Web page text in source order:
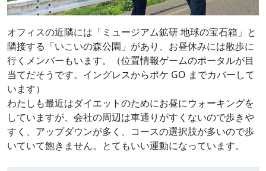
オフィスの近隣には「ミュージアム鉱研 地球の宝石箱」と
隣接する「いこいの森公園」があり、お昼休みには散歩に
行くメンバーもいます。（位置情報ゲームのポータルが目
当てだそうです。イングレスからポケ GO までカバーして
います）
わたしも最近はダイエットのためにお昼にウォーキングを
していますが、会社の周辺は車通りがすくないので歩きや
すく、アップダウンが多く、コースの選択肢が多いので歩
いていて飽きません。とてもいい運動になっています。